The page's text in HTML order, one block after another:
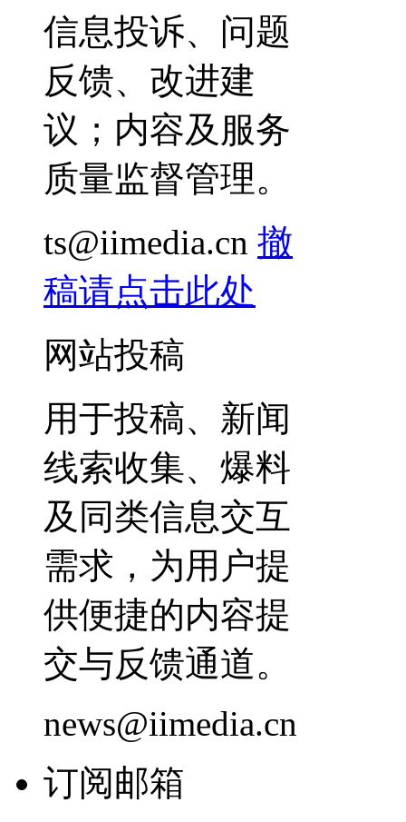
信息投诉、问题
反馈、改进建
议；内容及服务
质量监督管理。
ts@iimedia.cn 撤
稿请点击此处
网站投稿
用于投稿、新闻
线索收集、爆料
及同类信息交互
需求，为用户提
供便捷的内容提
交与反馈通道。
news@iimedia.cn
订阅邮箱